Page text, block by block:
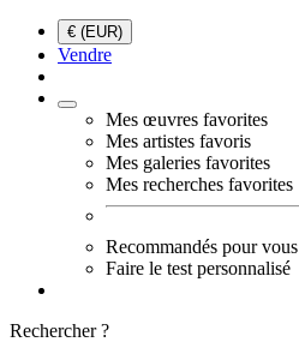
€ (EUR)
Vendre
Mes œuvres favorites
Mes artistes favoris
Mes galeries favorites
Mes recherches favorites
Recommandés pour vous
Faire le test personnalisé
Rechercher ?